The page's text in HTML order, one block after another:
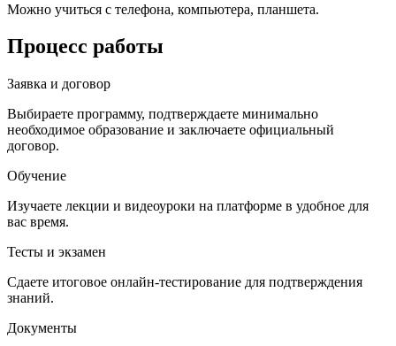
Можно учиться с телефона, компьютера, планшета.
Процесс работы
Заявка и договор
Выбираете программу, подтверждаете минимально
необходимое образование и заключаете официальный
договор.
Обучение
Изучаете лекции и видеоуроки на платформе в удобное для
вас время.
Тесты и экзамен
Сдаете итоговое онлайн-тестирование для подтверждения
знаний.
Документы